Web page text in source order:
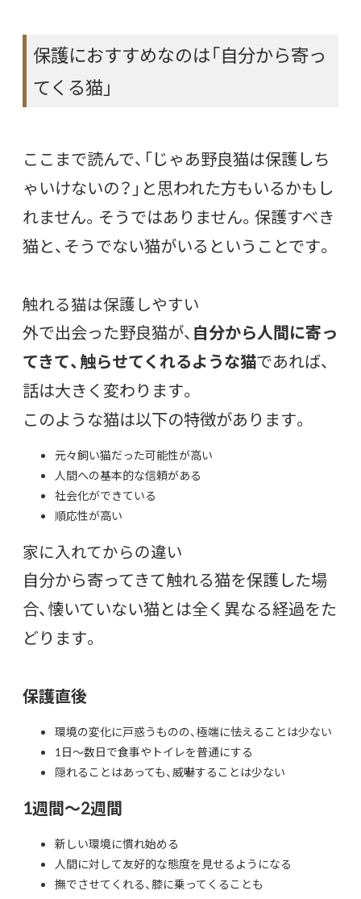
保護におすすめなのは「自分から寄っ
てくる猫」
ここまで読んで、「じゃあ野良猫は保護しち
ゃいけないの？」と思われた方もいるかもし
れません。そうではありません。保護すべき
猫と、そうでない猫がいるということです。
触れる猫は保護しやすい
外で出会った野良猫が、 自分から人間に寄っ
てきて、触らせてくれるような猫であれば、
話は大きく変わります。
このような猫は以下の特徴があります。
元々飼い猫だった可能性が高い
人間への基本的な信頼がある
社会化ができている
順応性が高い
家に入れてからの違い
自分から寄ってきて触れる猫を保護した場
合、懐いていない猫とは全く異なる経過をた
どります。
保護直後
環境の変化に戸惑うものの、極端に怯えることは少ない
1日～数日で食事やトイレを普通にする
隠れることはあっても、威嚇することは少ない
1週間～2週間
新しい環境に慣れ始める
人間に対して友好的な態度を見せるようになる
撫でさせてくれる、膝に乗ってくることも